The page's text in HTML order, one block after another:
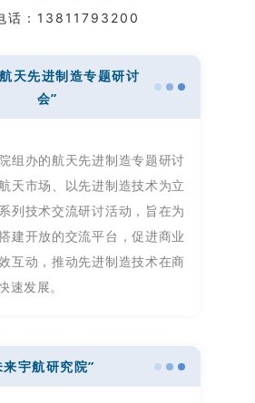
话：13811793200
天先进制造专题研讨
会”
组办的航天先进制造专题研讨
天市场、以先进制造技术为立
列技术交流研讨活动，旨在为
建开放的交流平台，促进商业
互动，推动先进制造技术在商
速发展。
宇航研究院”